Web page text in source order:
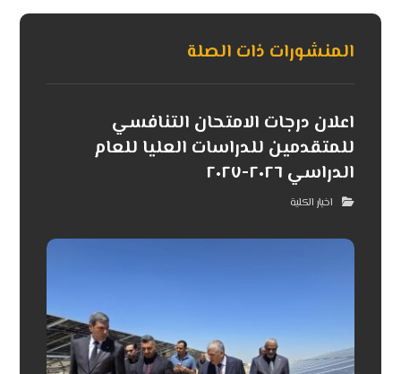
المنشورات ذات الصلة
اعلان درجات الامتحان التنافسي
للمتقدمين للدراسات العليا للعام
الدراسي ٢٠٢٦-٢٠٢٧
اخبار الكلية